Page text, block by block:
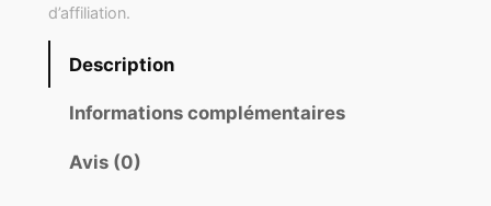
d’affiliation.
Description
Informations complémentaires
Avis (0)